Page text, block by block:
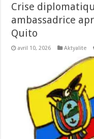
Crise
ambassadrice
Quito
avril 10, 2026 Aktyalite